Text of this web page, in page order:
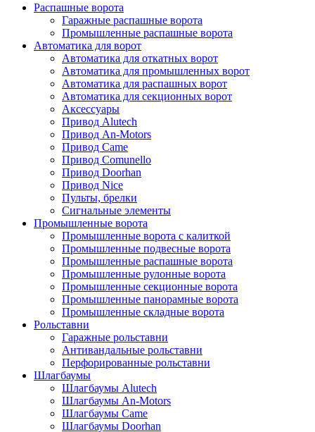
Распашные ворота
Гаражные распашные ворота
Промышленные распашные ворота
Автоматика для ворот
Автоматика для откатных ворот
Автоматика для промышленных ворот
Автоматика для распашных ворот
Автоматика для секционных ворот
Аксессуары
Привод Alutech
Привод An-Motors
Привод Came
Привод Comunello
Привод Doorhan
Привод Nice
Пульты, брелки
Сигнальные элементы
Промышленные ворота
Промышленные ворота с калиткой
Промышленные подвесные ворота
Промышленные распашные ворота
Промышленные рулонные ворота
Промышленные секционные ворота
Промышленные панорамные ворота
Промышленные складные ворота
Рольставни
Гаражные рольставни
Антивандальные рольставни
Перфорированные рольставни
Шлагбаумы
Шлагбаумы Alutech
Шлагбаумы An-Motors
Шлагбаумы Came
Шлагбаумы Doorhan